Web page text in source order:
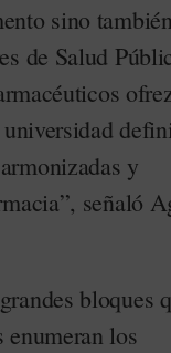
sino
de Salud
y
señaló
bloques
enumeran los